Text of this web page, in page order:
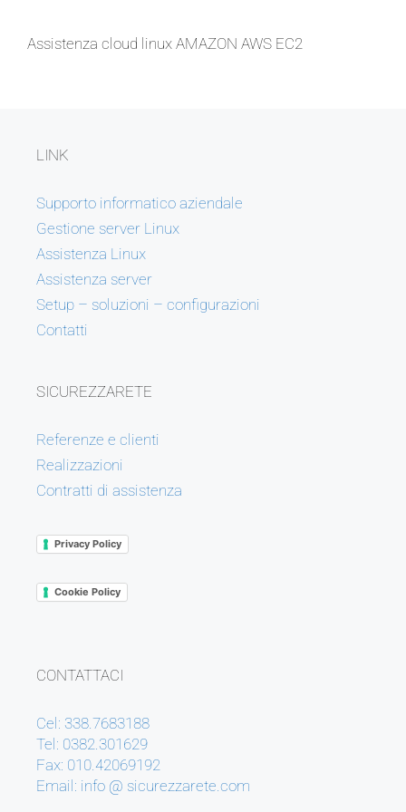
Assistenza cloud linux AMAZON AWS EC2
LINK
Supporto informatico aziendale
Gestione server Linux
Assistenza Linux
Assistenza server
Setup – soluzioni – configurazioni
Contatti
SICUREZZARETE
Referenze e clienti
Realizzazioni
Contratti di assistenza
Privacy Policy
Cookie Policy
CONTATTACI
Cel: 338.7683188
Tel: 0382.301629
Fax: 010.42069192
Email: info @ sicurezzarete.com